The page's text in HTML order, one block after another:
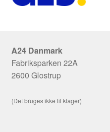
A24 Danmark
Fabriksparken 22A
2600 Glostrup
(Det bruges ikke til klager)